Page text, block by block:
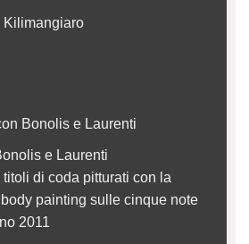
Bonolis e Laurenti
e Laurenti
di coda pitturati con la
painting sulle cinque note
2011